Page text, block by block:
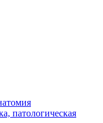
патологическая